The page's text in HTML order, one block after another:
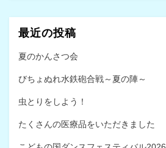
最近の投稿
夏のかんさつ会
びちょぬれ水鉄砲合戦～夏の陣～
虫とりをしよう！
たくさんの医療品をいただきました